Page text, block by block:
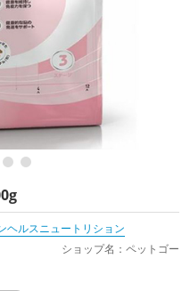
ヘルスニュートリション
ショップ名：ペットゴー